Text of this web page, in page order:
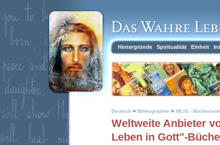
Hintergründe Spiritualität Einheit
Deutsch » Bibliographie » WLIG -
Weltweite Anbieter
Leben in Gott"-